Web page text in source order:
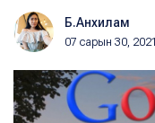
Б.Анхилам
07 сарын 30, 2021